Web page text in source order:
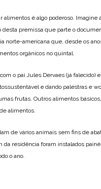
alimentos é algo poderoso.
desta premissa que parte o
norte-americana que, desde os
orgânicos no quintal.
o pai Jules Dervaes (já
e dando palestras e
frutas. Outros alimentos
alimentos.
de vários animais sem fins de
da residência foram instalados
o ano.